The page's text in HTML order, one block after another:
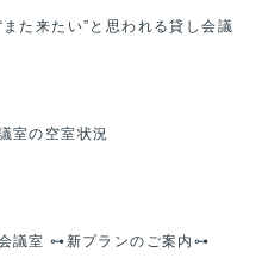
た来たい”と思われる貸し会議
室の空室状況
議室 ⊶新プランのご案内⊶